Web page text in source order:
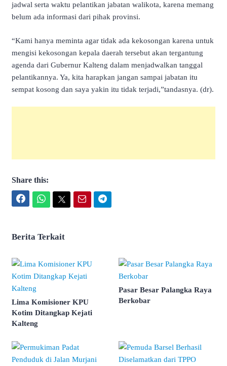
jadwal serta waktu pelantikan jabatan walikota, karena memang
belum ada informasi dari pihak provinsi.
“Kami hanya meminta agar tidak ada kekosongan karena untuk
mengisi kekosongan kepala daerah tersebut akan tergantung
agenda dari Gubernur Kalteng dalam menjadwalkan tanggal
pelantikannya. Ya, kita harapkan jangan sampai jabatan itu
sempat kosong dan saya yakin itu tidak terjadi,”tandasnya. (dr).
Share this:
Berita Terkait
Lima Komisioner KPU
Kotim Ditangkap Kejati
Kalteng
Pasar Besar Palangka Raya
Berkobar